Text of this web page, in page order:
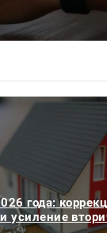
года:
усиление